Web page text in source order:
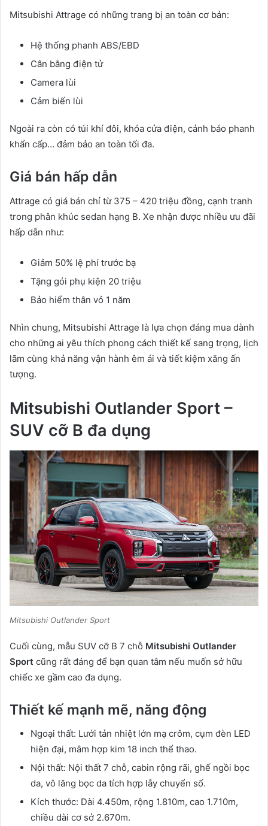
Mitsubishi Attrage có những trang bị an toàn cơ bản:
Hệ thống phanh ABS/EBD
Cân bằng điện tử
Camera lùi
Cảm biến lùi
Ngoài ra còn có túi khí đôi, khóa cửa điện, cảnh báo phanh
khẩn cấp… đảm bảo an toàn tối đa.
Giá bán hấp dẫn
Attrage có giá bán chỉ từ 375 – 420 triệu đồng, cạnh tranh
trong phân khúc sedan hạng B. Xe nhận được nhiều ưu đãi
hấp dẫn như:
Giảm 50% lệ phí trước bạ
Tặng gói phụ kiện 20 triệu
Bảo hiểm thân vỏ 1 năm
Nhìn chung, Mitsubishi Attrage là lựa chọn đáng mua dành
cho những ai yêu thích phong cách thiết kế sang trọng, lịch
lãm cùng khả năng vận hành êm ái và tiết kiệm xăng ấn
tượng.
Mitsubishi Outlander Sport –
SUV cỡ B đa dụng
Mitsubishi Outlander Sport
Cuối cùng, mẫu SUV cỡ B 7 chỗ Mitsubishi Outlander
Sport cũng rất đáng để bạn quan tâm nếu muốn sở hữu
chiếc xe gầm cao đa dụng.
Thiết kế mạnh mẽ, năng động
Ngoại thất: Lưới tản nhiệt lớn mạ crôm, cụm đèn LED
hiện đại, mâm hợp kim 18 inch thể thao.
Nội thất: Nội thất 7 chỗ, cabin rộng rãi, ghế ngồi bọc
da, vô lăng bọc da tích hợp lẫy chuyển số.
Kích thước: Dài 4.450m, rộng 1.810m, cao 1.710m,
chiều dài cơ sở 2.670m.